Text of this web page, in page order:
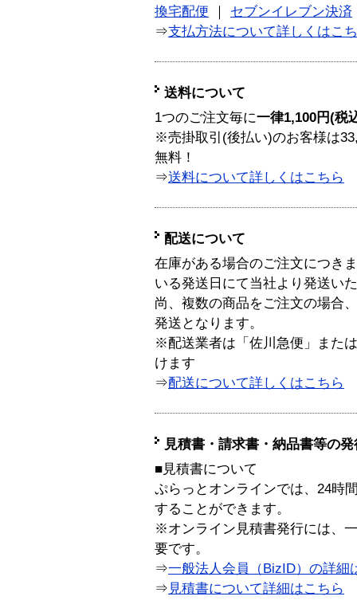
換宅配便
セブンイレブン決済
⇒支払方法について詳しくはこ
送料について
1つのご注文毎に一律1,100円(税
※売掛取引(後払い)のお客様は
無料！
⇒送料について詳しくはこちら
配送について
在庫がある場合のご注文につき
いる発送日にて当社より発送い
尚、複数の商品をご注文の場合
発送となります。
※配送業者は「佐川急便」また
けます
⇒配送について詳しくはこちら
見積書・請求書・納品書等の
■見積書について
ぷらっとオンラインでは、24時
することができます。
※オンライン見積書発行には、
要です。
⇒一般法人会員（BizID）の詳細
⇒ 見積書について詳細はこちら